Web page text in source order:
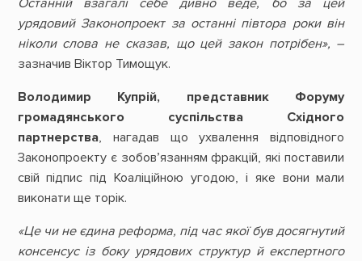
урядовий Законопроект за останні півтора роки він
ніколи слова не сказав, що цей закон потрібен», –
зазначив Віктор Тимощук.
Володимир Купрій, представник Форуму
громадянського суспільства Східного
партнерства, нагадав що ухвалення відповідного
Законопроекту є зобов’язанням фракцій, які поставили
свій підпис під Коаліційною угодою, і яке вони мали
виконати ще торік.
«Це чи не єдина реформа, під час якої був досягнутий
консенсус із боку урядових структур й експертного